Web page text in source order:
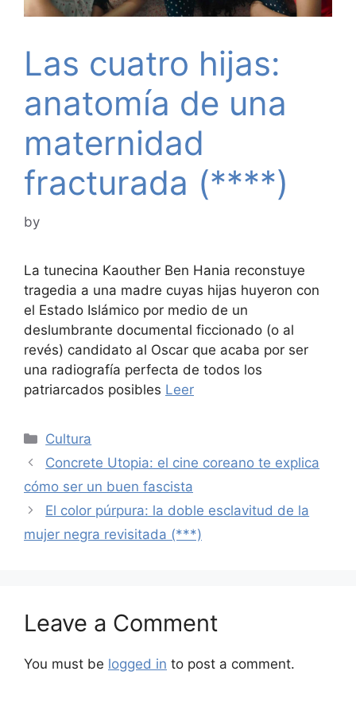
Las cuatro hijas:
anatomía de una
maternidad
fracturada (****)
by
La tunecina Kaouther Ben Hania reconstuye
tragedia a una madre cuyas hijas huyeron con
el Estado Islámico por medio de un
deslumbrante documental ficcionado (o al
revés) candidato al Oscar que acaba por ser
una radiografía perfecta de todos los
patriarcados posibles Leer
Categories
Cultura
Concrete Utopia: el cine coreano te explica
cómo ser un buen fascista
El color púrpura: la doble esclavitud de la
mujer negra revisitada (***)
Leave a Comment
You must be logged in to post a comment.